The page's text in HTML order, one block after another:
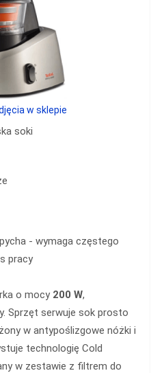
soki
- wymaga częstego
pracy
o mocy 200 W,
Sprzęt serwuje sok prosto
w antypoślizgowe nóżki i
technologię Cold
w zestawie z filtrem do
w sklepie